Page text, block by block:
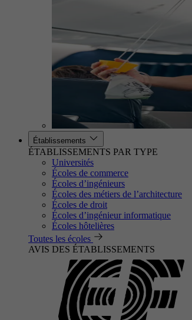
Établissements
ÉTABLISSEMENTS PAR TYPE
Universités
Écoles de commerce
Écoles d’ingénieurs
Écoles des métiers de l’architecture
Écoles de droit
Écoles d’ingénieur informatique
Écoles hôtelières
Toutes les écoles
AVIS DES ÉTABLISSEMENTS